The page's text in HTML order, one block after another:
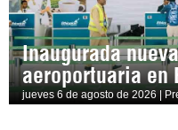
Inaugurada
aeroportuaria en
jueves 6 de agosto de 2026 |